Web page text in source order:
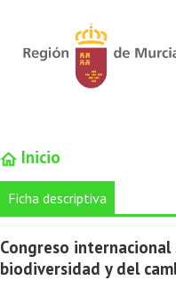
Inicio
Ficha descriptiva
Congreso
biodiversidad y del